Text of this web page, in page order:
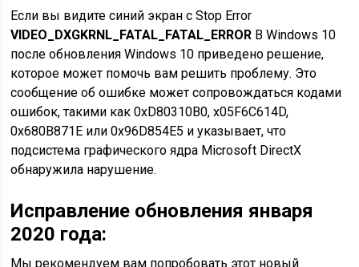
Если вы видите синий экран с Stop Error
VIDEO_DXGKRNL_FATAL_FATAL_ERROR В Windows 10
после обновления Windows 10 приведено решение,
которое может помочь вам решить проблему. Это
сообщение об ошибке может сопровождаться кодами
ошибок, такими как 0xD80310B0, x05F6C614D,
0x680B871E или 0x96D854E5 и указывает, что
подсистема графического ядра Microsoft DirectX
обнаружила нарушение.
Исправление обновления января
2020 года:
Мы рекомендуем вам попробовать этот новый